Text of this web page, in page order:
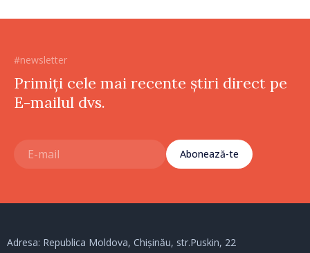
#newsletter
Primiți cele mai recente știri direct pe
E-mailul dvs.
Abonează-te
Adresa: Republica Moldova, Chișinău, str.Puskin, 22